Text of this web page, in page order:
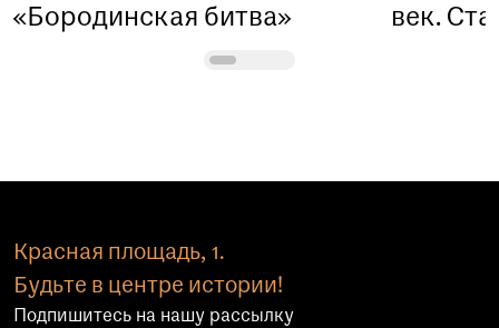
«Бородинская битва»
век.
Красная площадь, 1.
Будьте в центре истории!
Подпишитесь на нашу рассылку